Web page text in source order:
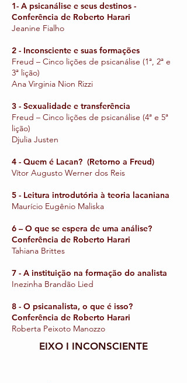
1- A psicanálise e seus destinos -
Conferência de Roberto Harari
Jeanine Fialho
2 - Inconsciente e suas formações
Freud – Cinco lições de psicanálise (1ª, 2ª e
3ª lição)
Ana Virginia Nion Rizzi
3 - Sexualidade e transferência
Freud – Cinco lições de psicanálise (4ª e 5ª
lição)
Djulia Justen
4 - Quem é Lacan? (Retorno a Freud)
Vítor Augusto Werner dos Reis
5 - Leitura introdutória à teoria lacaniana
Maurício Eugênio Maliska
6 – O que se espera de uma análise?
Conferência de Roberto Harari
Tahiana Brittes
7 - A instituição na formação do analista
Inezinha Brandão Lied
8 - O psicanalista, o que é isso?
Conferência de Roberto Harari
Roberta Peixoto Manozzo
EIXO I INCONSCIENTE